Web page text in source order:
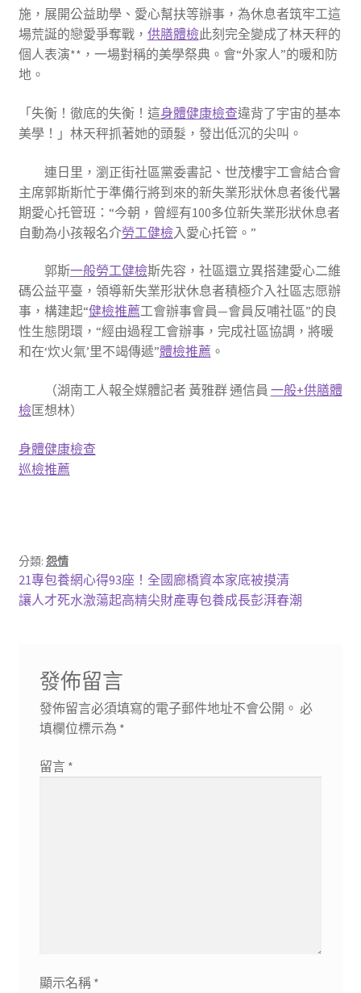
施，展開公益助學、愛心幫扶等辦事，為休息者筑牢工這
場荒誕的戀愛爭奪戰， 供膳體檢此刻完全變成了林天秤的
個人表演**，一場對稱的美學祭典。會“外家人”的暖和防
地。
「失衡！徹底的失衡！這身體健康檢查違背了宇宙的基本
美學！」林天秤抓著她的頭髮，發出低沉的尖叫。
連日里，瀏正街社區黨委書記、世茂樓宇工會結合會
主席郭斯斯忙于準備行將到來的新失業形狀休息者後代暑
期愛心托管班：“今朝，曾經有100多位新失業形狀休息者
自動為小孩報名介勞工健檢入愛心托管。”
郭斯一般勞工健檢斯先容，社區還立異搭建愛心二維
碼公益平臺，領導新失業形狀休息者積極介入社區志愿辦
事，構建起“健檢推薦工會辦事會員—會員反哺社區”的良
性生態閉環，“經由過程工會辦事，完成社區協調，將暖
和在‘炊火氣’里不竭傳遞”體檢推薦 。
（湖南工人報全媒體記者 黃雅群 通信員 一般+供膳體
檢匡想林）
身體健康檢查
巡檢推薦
分類: 怨情
文
章
覽
上
一
21專包養網心得93座！全國廊橋資本家底被摸清
下
讓人才死水激蕩起高精尖財產專包養成長彭湃春潮
發佈留言
發佈留言必須填寫的電子郵件地址不會公開。 必
填欄位標示為 *
留言 *
顯示名稱 *